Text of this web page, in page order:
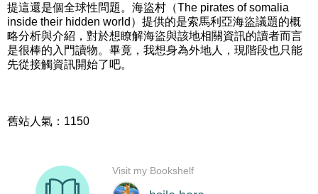
提這還是個全球性問題。海盜村（The pirates of somalia
inside their hidden world）提供的是索馬利亞海盜議題的概
略分析與介紹，對於想瞭解海盜與該地相關資訊的讀者而言
是很棒的入門讀物。畢竟，我想身為外地人，現階段也只能
先從接觸資訊開始了吧。
舊站人氣：1150